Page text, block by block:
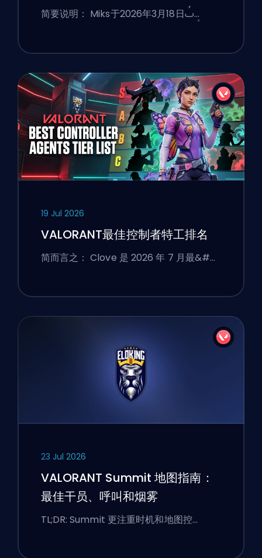
简要说明： Miks于2026年3月18日ࢷ…
19 Jul 2026
VALORANT最佳控制者特工排名
简而言之： Clove 是 2026 年 7 月最&#…
23 Jul 2026
VALORANT Summit 地图指南：
最佳干员、呼叫和烟雾
TL;DR: Summit 更注重时机和地图控…